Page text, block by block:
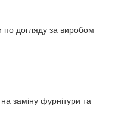
по догляду за виробом
заміну фурнітури та